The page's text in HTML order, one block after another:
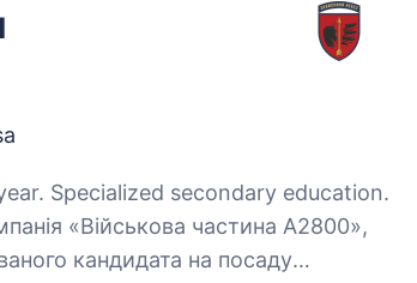
Specialized secondary education.
«Військова частина А2800»,
кандидата на посаду